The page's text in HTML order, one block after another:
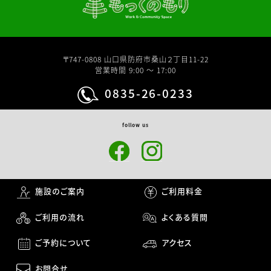
〒747-0808 山口県防府市桑山２丁目11-22
営業時間 9:00 〜 17:00
0835-26-0233
follow us
施設のご案内 ご利用料金
ご利用の流れ よくある質問
ご予約について アクセス
お問合せ